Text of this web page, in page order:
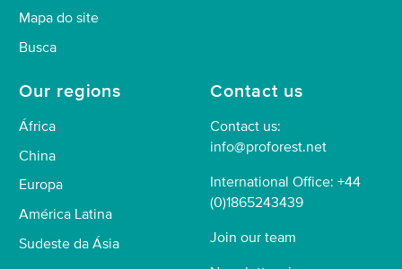
Mapa do site
Busca
Our regions
África
China
Europa
América Latina
Sudeste da Ásia
Contact us
Contact us:
info@proforest.net
International Office: +44
(0)1865243439
Join our team